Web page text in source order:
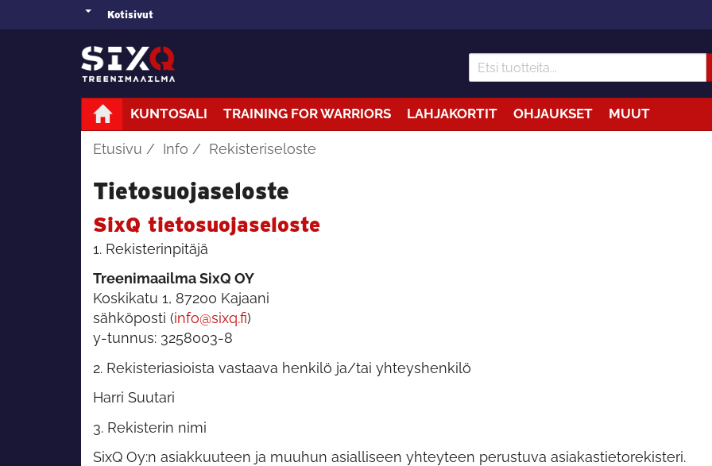
Kotisivut
KUNTOSALI TRAINING FOR WARRIORS LAHJAKORTIT OHJAUKSET MUUT
Etusivu Info Rekisteriseloste
Tietosuojaseloste
SixQ tietosuojaseloste
1. Rekisterinpitäjä
Treenimaailma SixQ OY
Koskikatu 1, 87200 Kajaani
sähköposti (info@sixq.fi)
y-tunnus: 3258003-8
2. Rekisteriasioista vastaava henkilö ja/tai yhteyshenkilö
Harri Suutari
3. Rekisterin nimi
SixQ Oy:n asiakkuuteen ja muuhun asialliseen yhteyteen perustuva asiakastietorekisteri.